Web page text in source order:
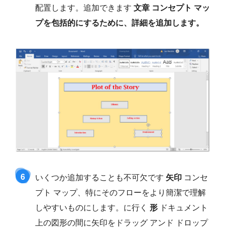
配置します。追加できます 文章 コンセプト マッ
プを包括的にするために、詳細を追加します。
6 いくつか追加することも不可欠です 矢印 コンセ
プト マップ、特にそのフローをより簡潔で理解
しやすいものにします。に行く 形 ドキュメント
上の図形の間に矢印をドラッグ アンド ドロップ